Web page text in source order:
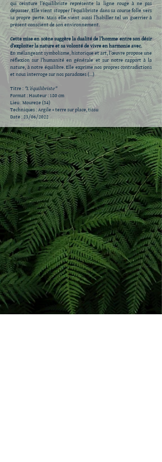
qui ceinture l’équilibriste représente la ligne rouge à ne pas
dépasser. Elle vient stopper l’équilibriste dans sa course folle vers
sa propre perte. Mais elle vient aussi l’habiller tel un guerrier à
présent conscient de son environnement.
Cette mise en scène suggère la dualité de l’homme entre son désir
d’exploiter la nature et sa volonté de vivre en harmonie avec.
En mélangeant symbolisme, historique et art, l’œuvre propose une
réflexion sur l’humanité en générale et sur notre rapport à la
nature, à notre équilibre. Elle exprime nos propres contradictions
et nous interroge sur nos paradoxes (…)
Titre : "L’équilibriste"
Format : Hauteur : 180 cm
Lieu : Moureze (34)
Techniques : Argile + terre sur place, tissu
Date : 23/06/2022